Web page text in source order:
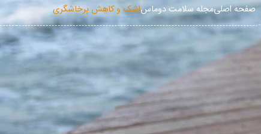
صفحه اصلیمجله سلامت دوماساشک و کاهش پرخاشگری